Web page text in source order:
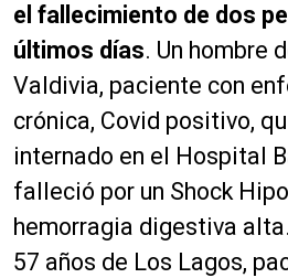
el fallecimiento de dos
últimos días. Un hombre
Valdivia, paciente con
crónica, Covid positivo,
internado en el Hospital
falleció por un Shock
hemorragia digestiva
57 años de Los Lagos,